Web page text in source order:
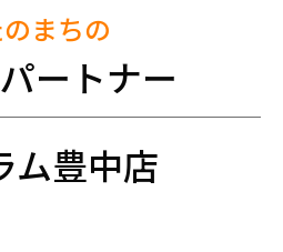
ム豊中店
まちの
ートナー